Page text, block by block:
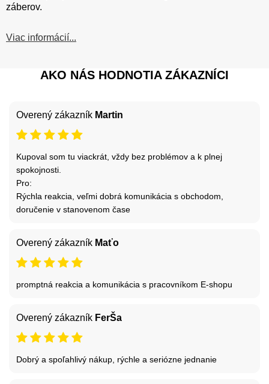
záberov.
Viac informácií...
AKO NÁS HODNOTIA ZÁKAZNÍCI
Overený zákazník Martin
Kupoval som tu viackrát, vždy bez problémov a k plnej
spokojnosti.
Pro:
Rýchla reakcia, veľmi dobrá komunikácia s obchodom,
doručenie v stanovenom čase
Overený zákazník Maťo
promptná reakcia a komunikácia s pracovníkom E-shopu
Overený zákazník FerŠa
Dobrý a spoľahlivý nákup, rýchle a seriózne jednanie